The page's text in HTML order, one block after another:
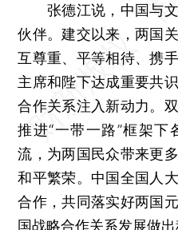
张德江说，中国与文
伙伴。建交以来，两国
互尊重、平等相待、携
主席和陛下达成重要共
合作关系注入新动力。
推进“一带一路”框架
流，为两国民众带来更
和平繁荣。中国全国人
合作，共同落实好两国
国战略合作关系发展做出